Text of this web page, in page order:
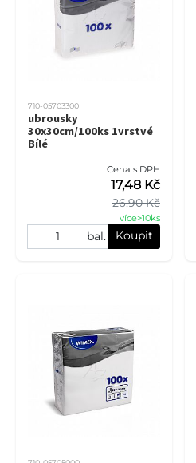
710-05703300
ubrousky
30x30cm/100ks 1vrstvé
Bílé
Cena s DPH
26,90 Kč
17,48 Kč
více>10ks
bal. Koupit